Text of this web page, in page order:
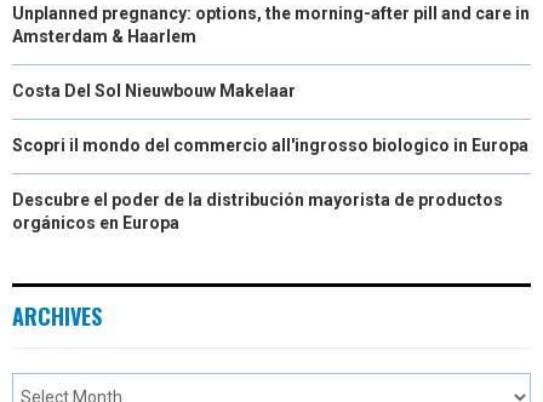
Unplanned pregnancy: options, the morning-after pill and care in
Amsterdam & Haarlem
Costa Del Sol Nieuwbouw Makelaar
Scopri il mondo del commercio all'ingrosso biologico in Europa
Descubre el poder de la distribución mayorista de productos
orgánicos en Europa
ARCHIVES